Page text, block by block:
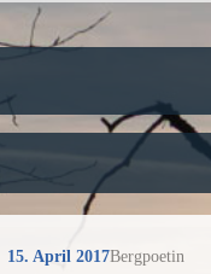
15. April 2017Bergpoetin